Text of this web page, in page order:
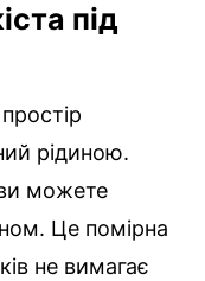
під
рідиною.
можете
Це помірна
не вимагає